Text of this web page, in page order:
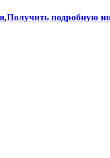
,Получить подробную